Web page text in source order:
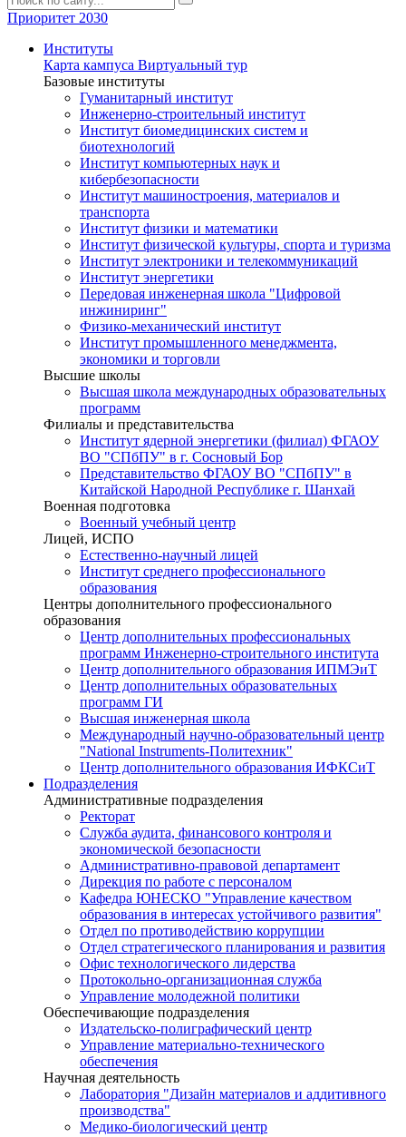
Приоритет 2030
Институты
Карта кампуса Виртуальный тур
Базовые институты
Гуманитарный институт
Инженерно-строительный институт
Институт биомедицинских систем и
биотехнологий
Институт компьютерных наук и
кибербезопасности
Институт машиностроения, материалов и
транспорта
Институт физики и математики
Институт физической культуры, спорта и туризма
Институт электроники и телекоммуникаций
Институт энергетики
Передовая инженерная школа "Цифровой
инжиниринг"
Физико-механический институт
Институт промышленного менеджмента,
экономики и торговли
Высшие школы
Высшая школа международных образовательных
программ
Филиалы и представительства
Институт ядерной энергетики (филиал) ФГАОУ
ВО "СПбПУ" в г. Сосновый Бор
Представительство ФГАОУ ВО "СПбПУ" в
Китайской Народной Республике г. Шанхай
Военная подготовка
Военный учебный центр
Лицей, ИСПО
Естественно-научный лицей
Институт среднего профессионального
образования
Центры дополнительного профессионального
образования
Центр дополнительных профессиональных
программ Инженерно-строительного института
Центр дополнительного образования ИПМЭиТ
Центр дополнительных образовательных
программ ГИ
Высшая инженерная школа
Международный научно-образовательный центр
"National Instruments-Политехник"
Центр дополнительного образования ИФКСиТ
Подразделения
Административные подразделения
Ректорат
Служба аудита, финансового контроля и
экономической безопасности
Административно-правовой департамент
Дирекция по работе с персоналом
Кафедра ЮНЕСКО "Управление качеством
образования в интересах устойчивого развития"
Отдел по противодействию коррупции
Отдел стратегического планирования и развития
Офис технологического лидерства
Протокольно-организационная служба
Управление молодежной политики
Обеспечивающие подразделения
Издательско-полиграфический центр
Управление материально-технического
обеспечения
Научная деятельность
Лаборатория "Дизайн материалов и аддитивного
производства"
Медико-биологический центр